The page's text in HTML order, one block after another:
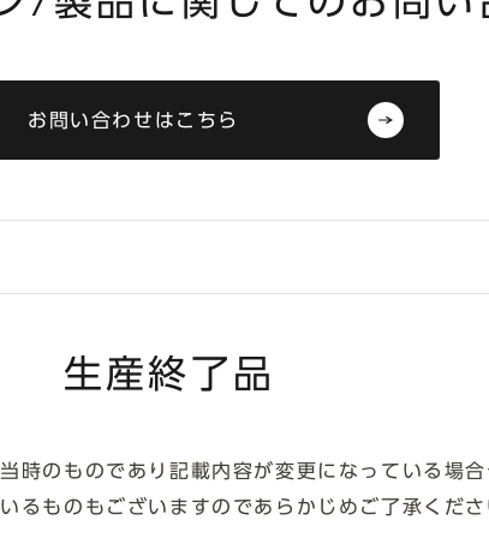
お問い合わせはこちら
生産終了品
時のものであり記載内容が変更になっている場合
るものもございますのであらかじめご了承くださ